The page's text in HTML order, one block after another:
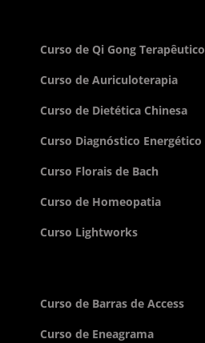
Curso de Qi Gong Terapêutico
Curso de Auriculoterapia
Curso de Dietética Chinesa
Curso Diagnóstico Energético
Curso Florais de Bach
Curso de Homeopatia
Curso Lightworks
Curso de Barras de Access
Curso de Eneagrama